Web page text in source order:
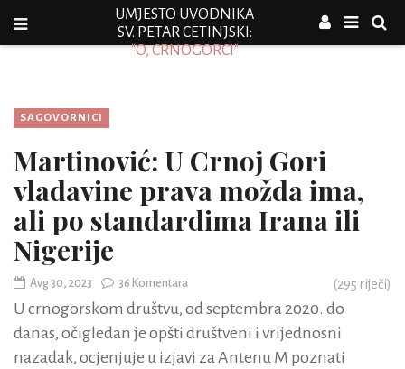
UMJESTO UVODNIKA
SV. PETAR CETINJSKI:
"O, CRNOGORCI"
SAGOVORNICI
Martinović: U Crnoj Gori
vladavine prava možda ima,
ali po standardima Irana ili
Nigerije
Avg 30, 2023 36 Komentara (295 riječi)
U crnogorskom društvu, od septembra 2020. do
danas, očigledan je opšti društveni i vrijednosni
nazadak, ocjenjuje u izjavi za Antenu M poznati